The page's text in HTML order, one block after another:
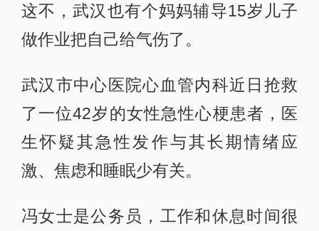
这不，武汉也有个妈妈辅导15岁儿子
做作业把自己给气伤了。
武汉市中心医院心血管内科近日抢救
了一位42岁的女性急性心梗患者，医
生怀疑其急性发作与其长期情绪应
激、焦虑和睡眠少有关。
冯女士是公务员，工作和休息时间很